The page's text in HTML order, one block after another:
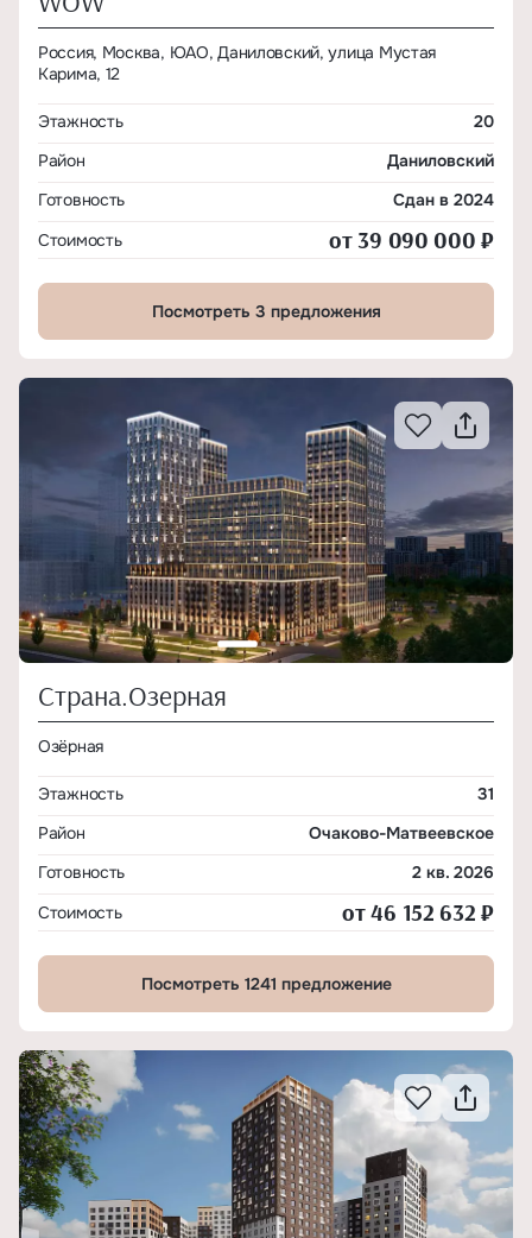
Россия, Москва, ЮАО, Даниловский, улица Мустая
Карима, 12
Этажность
20
Район
Даниловский
Готовность
Сдан в 2024
Стоимость
от 39 090 000 ₽
Посмотреть 3 предложения
Страна.Озерная
Озёрная
Этажность
31
Район
Очаково-Матвеевское
Готовность
2 кв. 2026
Стоимость
от 46 152 632 ₽
Посмотреть 1241 предложение